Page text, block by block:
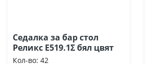
Седалка за бар стол
Реликс Ε519.1Σ бял цвят
Кол-во: 42